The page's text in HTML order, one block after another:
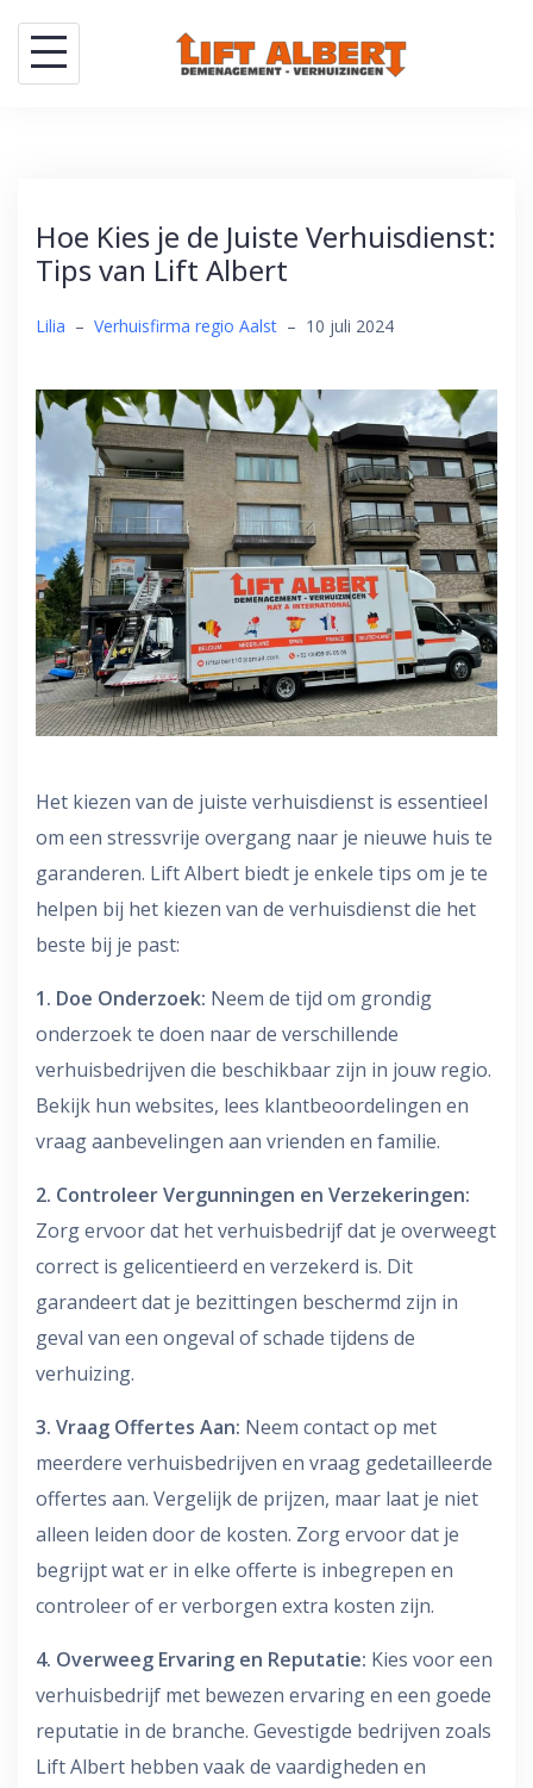
Skip
content
Hoe Kies je de Juiste Verhuisdienst:
Tips van Lift Albert
Lilia – Verhuisfirma regio Aalst – 10 juli 2024
Het kiezen van de juiste verhuisdienst is essentieel
om een stressvrije overgang naar je nieuwe huis te
garanderen. Lift Albert biedt je enkele tips om je te
helpen bij het kiezen van de verhuisdienst die het
beste bij je past:
1. Doe Onderzoek: Neem de tijd om grondig
onderzoek te doen naar de verschillende
verhuisbedrijven die beschikbaar zijn in jouw regio.
Bekijk hun websites, lees klantbeoordelingen en
vraag aanbevelingen aan vrienden en familie.
2. Controleer Vergunningen en Verzekeringen:
Zorg ervoor dat het verhuisbedrijf dat je overweegt
correct is gelicentieerd en verzekerd is. Dit
garandeert dat je bezittingen beschermd zijn in
geval van een ongeval of schade tijdens de
verhuizing.
3. Vraag Offertes Aan: Neem contact op met
meerdere verhuisbedrijven en vraag gedetailleerde
offertes aan. Vergelijk de prijzen, maar laat je niet
alleen leiden door de kosten. Zorg ervoor dat je
begrijpt wat er in elke offerte is inbegrepen en
controleer of er verborgen extra kosten zijn.
4. Overweeg Ervaring en Reputatie: Kies voor een
verhuisbedrijf met bewezen ervaring en een goede
reputatie in de branche. Gevestigde bedrijven zoals
Lift Albert hebben vaak de vaardigheden en